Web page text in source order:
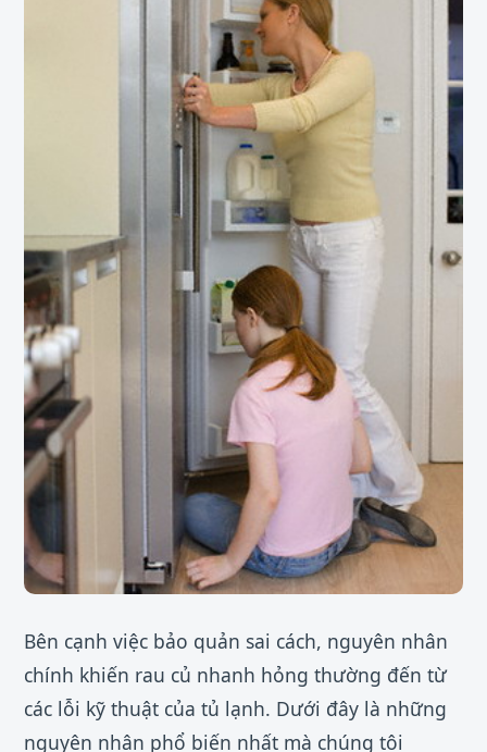
Bên cạnh việc bảo quản sai cách, nguyên nhân
chính khiến rau củ nhanh hỏng thường đến từ
các lỗi kỹ thuật của tủ lạnh. Dưới đây là những
nguyên nhân phổ biến nhất mà chúng tôi